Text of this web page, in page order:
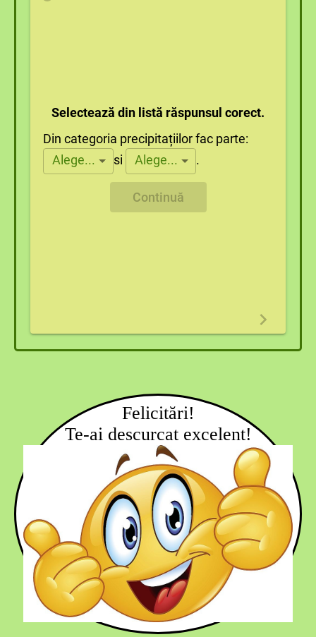
Selectează din listă răspunsul corect.
Din categoria precipitațiilor fac parte:
Alege...
si Alege... .
Continuă
Felicitări!
Te-ai descurcat excelent!